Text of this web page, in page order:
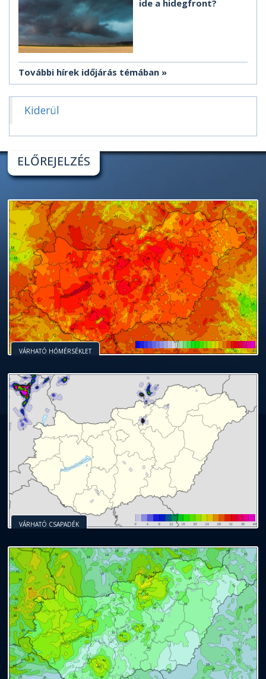
ide a hidegfront?
További hírek időjárás témában
Kiderül
ELŐREJELZÉS
VÁRHATÓ HŐMÉRSÉKLET
VÁRHATÓ CSAPADÉK